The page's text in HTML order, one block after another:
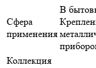
Сфера
применения
В
Коллекция